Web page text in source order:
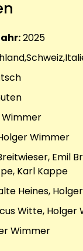
2025
Wimmer
Wimmer
Emil
Karl Kappe
Heines,
Witte, Holger
Wimmer